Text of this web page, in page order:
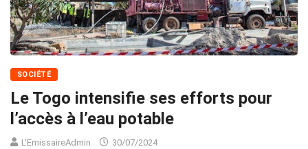
SOCIÉTÉ
Le Togo intensifie ses efforts pour
l’accès à l’eau potable
L'EmissaireAdmin 30/07/2024